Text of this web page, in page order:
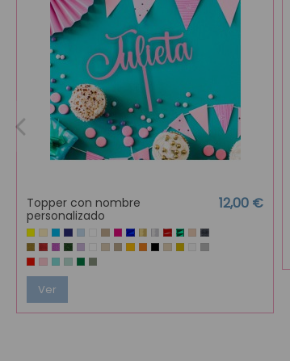
Topper con nombre
personalizado
12,00 €
Ver